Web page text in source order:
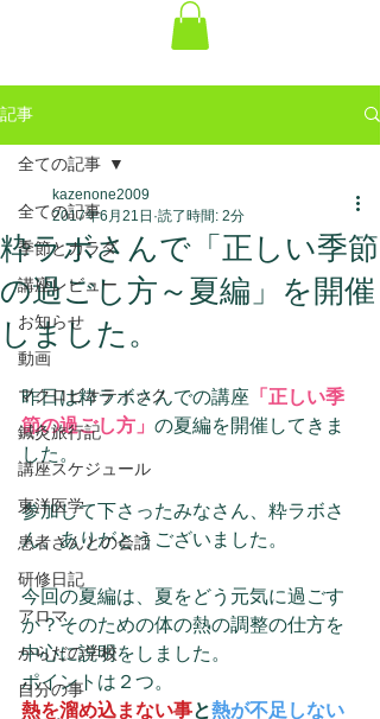
記事
全ての記事
季節とカラダ
講座レビュー
お知らせ
動画
マクロビオティック
鍼灸旅行記
講座スケジュール
東洋医学
患者さんとの会話
研修日記
アロマ
からだの学校
自分の事
全ての記事
粋ラボさんで「正しい季節
の過ごし方～夏編」を開催
しました。
kazenone2009
2017年6月21日 読了時間: 2分
昨日は粋ラボさんでの講座 「正しい季
節の過ごし方」 の夏編を開催してきま
した。
参加して下さったみなさん、粋ラボさ
ん、ありがとうございました。
今回の夏編は、夏をどう元気に過ごす
か？そのための体の熱の調整の仕方を
中心に説明をしました。
ポイントは２つ。
熱を溜め込まない事と熱が不足しない